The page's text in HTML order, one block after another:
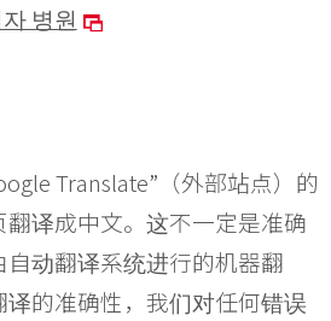
병원
Translate”（外部站点）的
译成中文。这不一定是准确
动翻译系统进行的机器翻
的准确性，我们对任何错误